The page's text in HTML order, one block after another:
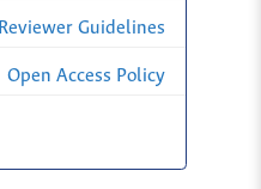
Reviewer Guidelines
Open Access Policy